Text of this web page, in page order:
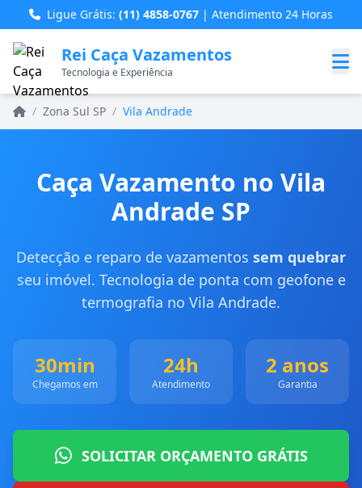
Ligue Grátis: (11) 4858-0767 | Atendimento 24 Horas
Rei Caça Vazamentos
Tecnologia e Experiência
Home
/ Zona Sul SP / Vila Andrade
Caça Vazamento no Vila
Andrade SP
Detecção e reparo de vazamentos sem quebrar
seu imóvel. Tecnologia de ponta com geofone e
termografia no Vila Andrade.
30min
Chegamos em
24h
Atendimento
2 anos
Garantia
SOLICITAR ORÇAMENTO GRÁTIS